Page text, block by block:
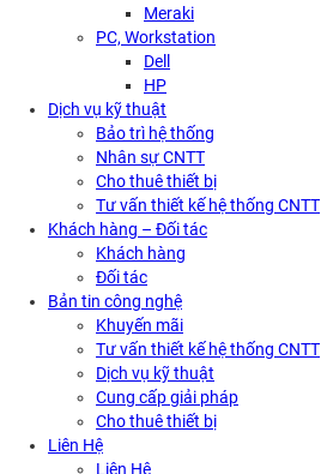
Meraki
PC, Workstation
Dell
HP
Dịch vụ kỹ thuật
Bảo trì hệ thống
Nhân sự CNTT
Cho thuê thiết bị
Tư vấn thiết kế hệ thống CNTT
Khách hàng – Đối tác
Khách hàng
Đối tác
Bản tin công nghệ
Khuyến mãi
Tư vấn thiết kế hệ thống CNTT
Dịch vụ kỹ thuật
Cung cấp giải pháp
Cho thuê thiết bị
Liên Hệ
Liên Hệ